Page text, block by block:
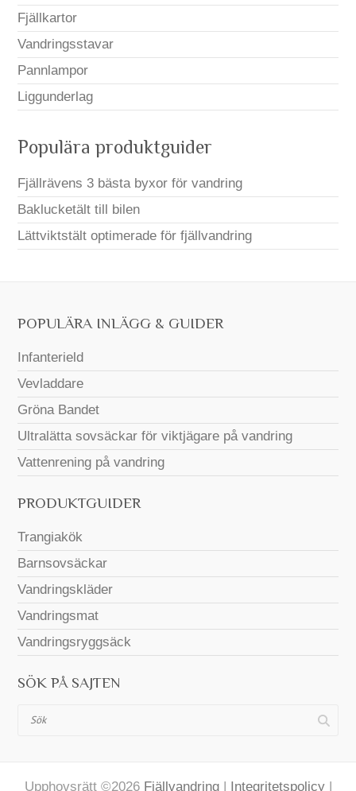
Fjällkartor
Vandringsstavar
Pannlampor
Liggunderlag
Populära produktguider
Fjällrävens 3 bästa byxor för vandring
Baklucketält till bilen
Lättviktstält optimerade för fjällvandring
POPULÄRA INLÄGG & GUIDER
Infanterield
Vevladdare
Gröna Bandet
Ultralätta sovsäckar för viktjägare på vandring
Vattenrening på vandring
PRODUKTGUIDER
Trangiakök
Barnsovsäckar
Vandringskläder
Vandringsmat
Vandringsryggsäck
SÖK PÅ SAJTEN
Sök
Upphovsrätt ©2026 Fjällvandring| Integritetspolicy|